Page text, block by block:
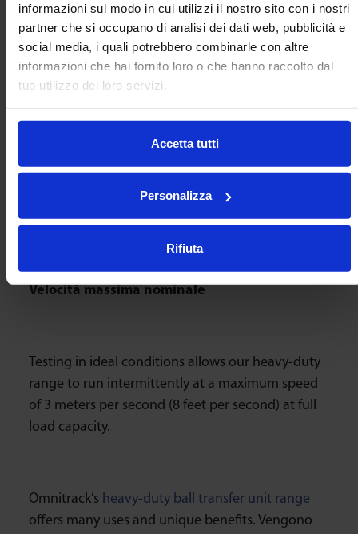
informazioni sul modo in cui utilizzi il nostro sito con i nostri
partner che si occupano di analisi dei dati web, pubblicità e
social media, i quali potrebbero combinarle con altre
informazioni che hai fornito loro o che hanno raccolto dal
tuo utilizzo dei loro servizi.
Accetta tutti
Personalizza
Rifiuta
Canali di drenaggio
sfere con la sigla “Z” (contesa ardua) e “SS”
(costruzione interamente in acciaio inox) hanno
uno scarico aggiuntivo attraverso il foro centrale.
Velocità massima nominale
Testing in ideal conditions allows our heavy-duty
range to run intermittently at a maximum speed
of 3 meters per second (8 feet per second) at full
load capacity.
Omnitrack’s heavy-duty ball transfer unit range
offers many uses and unique benefits. Vengono